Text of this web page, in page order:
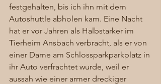
festgehalten, bis ich ihn mit dem
Autoshuttle abholen kam. Eine Nacht
hat er vor Jahren als Halbstarker im
Tierheim Ansbach verbracht, als er von
einer Dame am Schlossparkparkplatz in
ihr Auto verfrachtet wurde, weil er
aussah wie einer armer dreckiger